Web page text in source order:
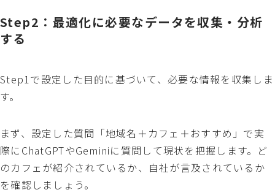
Step2：最適化に必要なデータを収集・分析
する
Step1で設定した目的に基づいて、必要な情報を収集しま
す。
まず、設定した質問「地域名＋カフェ＋おすすめ」で実
際にChatGPTやGeminiに質問して現状を把握します。ど
のカフェが紹介されているか、自社が言及されているか
を確認しましょう。